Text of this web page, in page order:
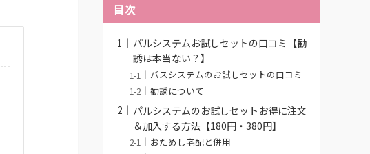
目次
パルシステムお試しセットの口コミ【勧
誘は本当ない？】
パスシステムのお試しセットの口コミ
勧誘について
パルシステムのお試しセットお得に注文
＆加入する方法【180円・380円】
おためし宅配と併用